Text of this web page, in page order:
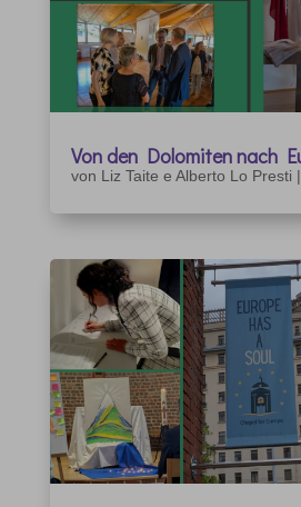
Von den Dolomiten nach
von Liz Taite e Alberto Lo Presti |